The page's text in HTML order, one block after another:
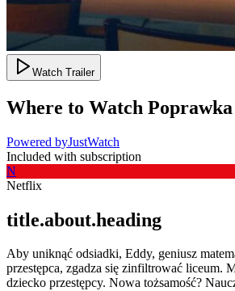
Watch Trailer
Where to Watch Poprawka
Powered byJustWatch
Included with subscription
N
Netflix
title.about.heading
Aby uniknąć odsiadki, Eddy, geniusz
przestępca, zgadza się zinfiltrować liceum.
dziecko przestępcy. Nowa tożsamość?